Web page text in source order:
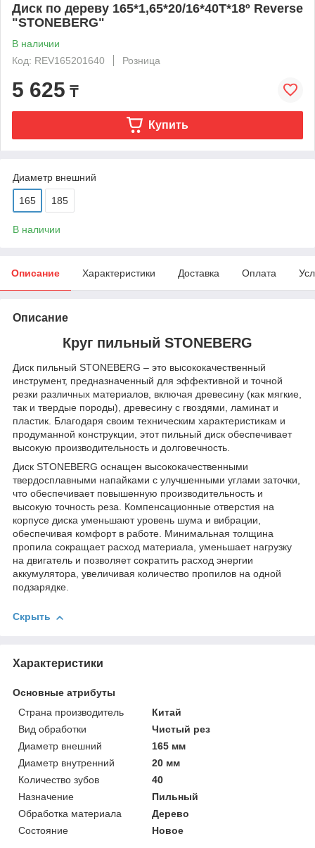
Диск по дереву 165*1,65*20/16*40Т*18º Reverse
"STONEBERG"
В наличии
Код: REV165201640
Розница
5 625 ₸
Купить
Диаметр внешний
165 185
В наличии
Описание Характеристики Доставка Оплата
Описание
Круг пильный STONEBERG
Диск пильный STONEBERG – это высококачественный
инструмент, предназначенный для эффективной и точной
резки различных материалов, включая древесину (как мягкие,
так и твердые породы), древесину с гвоздями, ламинат и
пластик. Благодаря своим техническим характеристикам и
продуманной конструкции, этот пильный диск обеспечивает
высокую производительность и долговечность.
Диск STONEBERG оснащен высококачественными
твердосплавными напайками с улучшенными углами заточки,
что обеспечивает повышенную производительность и
высокую точность реза. Компенсационные отверстия на
корпусе диска уменьшают уровень шума и вибрации,
обеспечивая комфорт в работе. Минимальная толщина
пропила сокращает расход материала, уменьшает нагрузку
на двигатель и позволяет сократить расход энергии
аккумулятора, увеличивая количество пропилов на одной
подзарядке.
Скрыть
Характеристики
Основные атрибуты
Страна производитель
Китай
Вид обработки
Чистый рез
Диаметр внешний
165 мм
Диаметр внутренний
20 мм
Количество зубов
40
Назначение
Пильный
Обработка материала
Дерево
Состояние
Новое